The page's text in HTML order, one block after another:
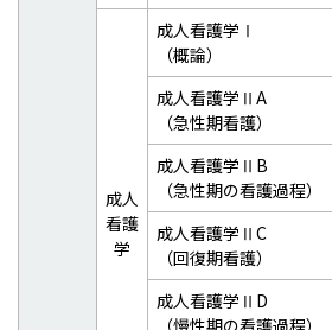
成人
看護
学
成人看護学Ⅰ
（概論）
成人看護学ⅡA
（急性期看護）
成人看護学ⅡB
（急性期の看護過程）
成人看護学ⅡC
（回復期看護）
成人看護学ⅡD
（慢性期の看護過程）